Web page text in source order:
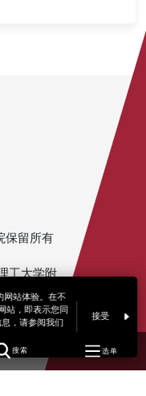
网站体验。在不
站，即表示您同
，请参阅我们
接受
搜索 选单
保留所有
工大学附